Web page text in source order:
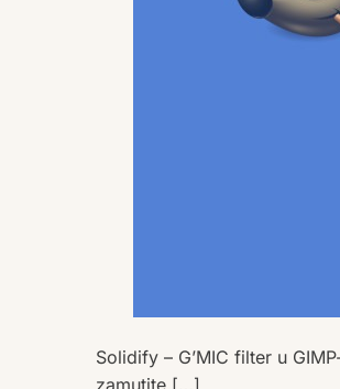
Solidify – G’MIC filter u
zamutite […]